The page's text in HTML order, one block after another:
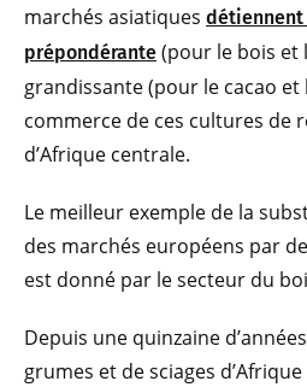
marchés asiatiques détiennent
prépondérante (pour le bois et
grandissante (pour le cacao
commerce de ces cultures de
d’Afrique centrale.
Le meilleur exemple de la
des marchés européens par
est donné par le secteur du
Depuis une quinzaine
grumes et de sciages